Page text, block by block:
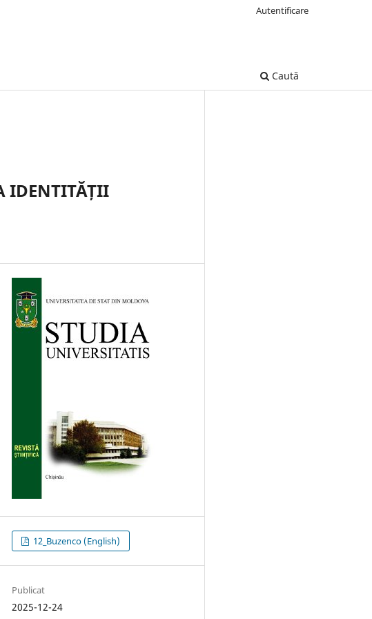
Caută
Autentificare
IDENTITĂȚII
12_Buzenco (English)
Publicat
2025-12-24